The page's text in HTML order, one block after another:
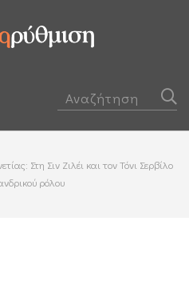
Στη Σιν Ζιλέι και τον Τόνι Σερβίλο
ρόλου